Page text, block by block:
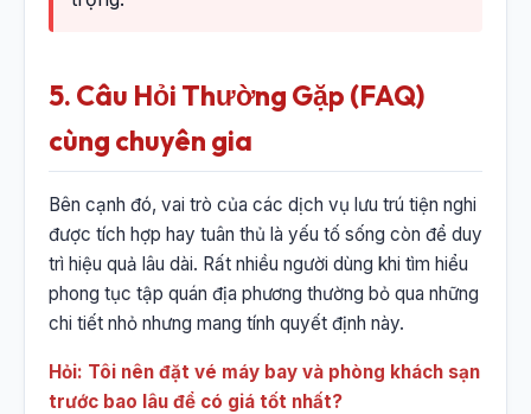
5. Câu Hỏi Thường Gặp (FAQ)
cùng chuyên gia
Bên cạnh đó, vai trò của các dịch vụ lưu trú tiện nghi
được tích hợp hay tuân thủ là yếu tố sống còn để duy
trì hiệu quả lâu dài. Rất nhiều người dùng khi tìm hiểu
phong tục tập quán địa phương thường bỏ qua những
chi tiết nhỏ nhưng mang tính quyết định này.
Hỏi: Tôi nên đặt vé máy bay và phòng khách sạn
trước bao lâu để có giá tốt nhất?